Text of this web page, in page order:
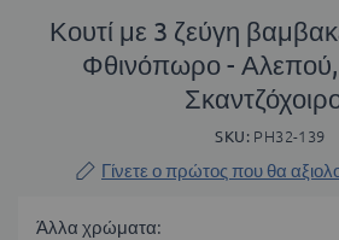
στηνΚουτί με 3 ζεύγη
Φθινόπωρο - Αλεπού,
SKU PH32-139
Γίνετε ο πρώτος που θα
Άλλα χρώματα: